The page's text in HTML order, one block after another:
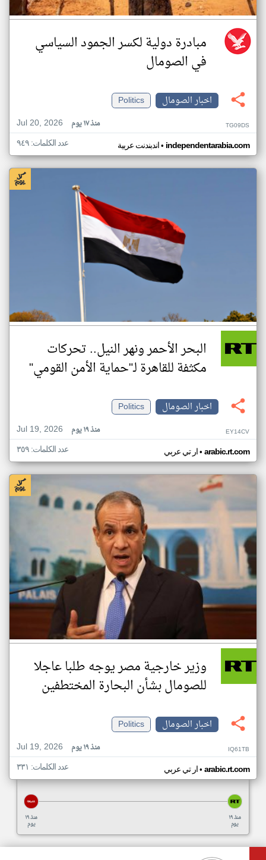
مبادرة دولية لكسر الجمود السياسي
في الصومال
اخبار الصومال
Politics
Jul 20, 2026
منذ ١٧ يوم TG09DS
اندبندنت عربية• independentarabia.com عدد الكلمات: ٩٤٩
البحر الأحمر ونهر النيل.. تحركات
مكثفة للقاهرة لـ"حماية الأمن القومي"
اخبار الصومال
Politics
Jul 19, 2026
منذ ١٩ يوم EY14CV
ار تي عربي• arabic.rt.com عدد الكلمات: ٣٥٩
وزير خارجية مصر يوجه طلبا عاجلا
للصومال بشأن البحارة المختطفين
اخبار الصومال
Politics
Jul 19, 2026
منذ ١٩ يوم IQ61TB
ار تي عربي• arabic.rt.com عدد الكلمات: ٣٣١
منذ ١٩
يوم
منذ ١٩
يوم